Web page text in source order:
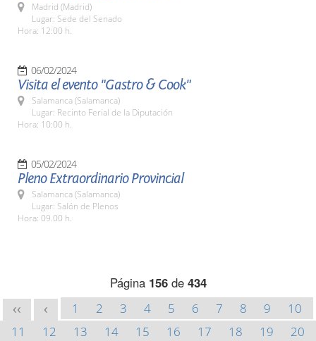
Madrid (Madrid)
Lugar: Sede del Senado
Hora: 12:00 h.
06/02/2024
Visita el evento "Gastro & Cook"
Salamanca (Salamanca)
Lugar: Recinto Ferial de la Diputación
Hora: 10:00 h.
05/02/2024
Pleno Extraordinario Provincial
Salamanca (Salamanca)
Lugar: Salón de Plenos
Hora: 09.00 h.
Página 156de 434
<< < 1 2 3 4 5 6 7 8 9
10
11
12 13 14 15 16 17 18 19
20